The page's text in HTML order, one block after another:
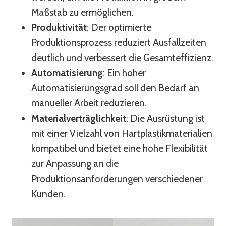
Maßstab zu ermöglichen.
Produktivität: Der optimierte
Produktionsprozess reduziert Ausfallzeiten
deutlich und verbessert die Gesamteffizienz.
Automatisierung: Ein hoher
Automatisierungsgrad soll den Bedarf an
manueller Arbeit reduzieren.
Materialverträglichkeit: Die Ausrüstung ist
mit einer Vielzahl von Hartplastikmaterialien
kompatibel und bietet eine hohe Flexibilität
zur Anpassung an die
Produktionsanforderungen verschiedener
Kunden.